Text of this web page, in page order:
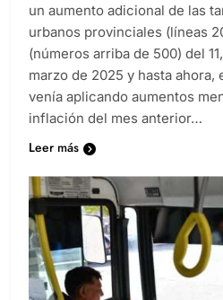
un aumento adicional de las
urbanos provinciales (líneas
(números arriba de 500) del
marzo de 2025 y hasta
venía aplicando aumentos
inflación del mes anterior…
Leer más